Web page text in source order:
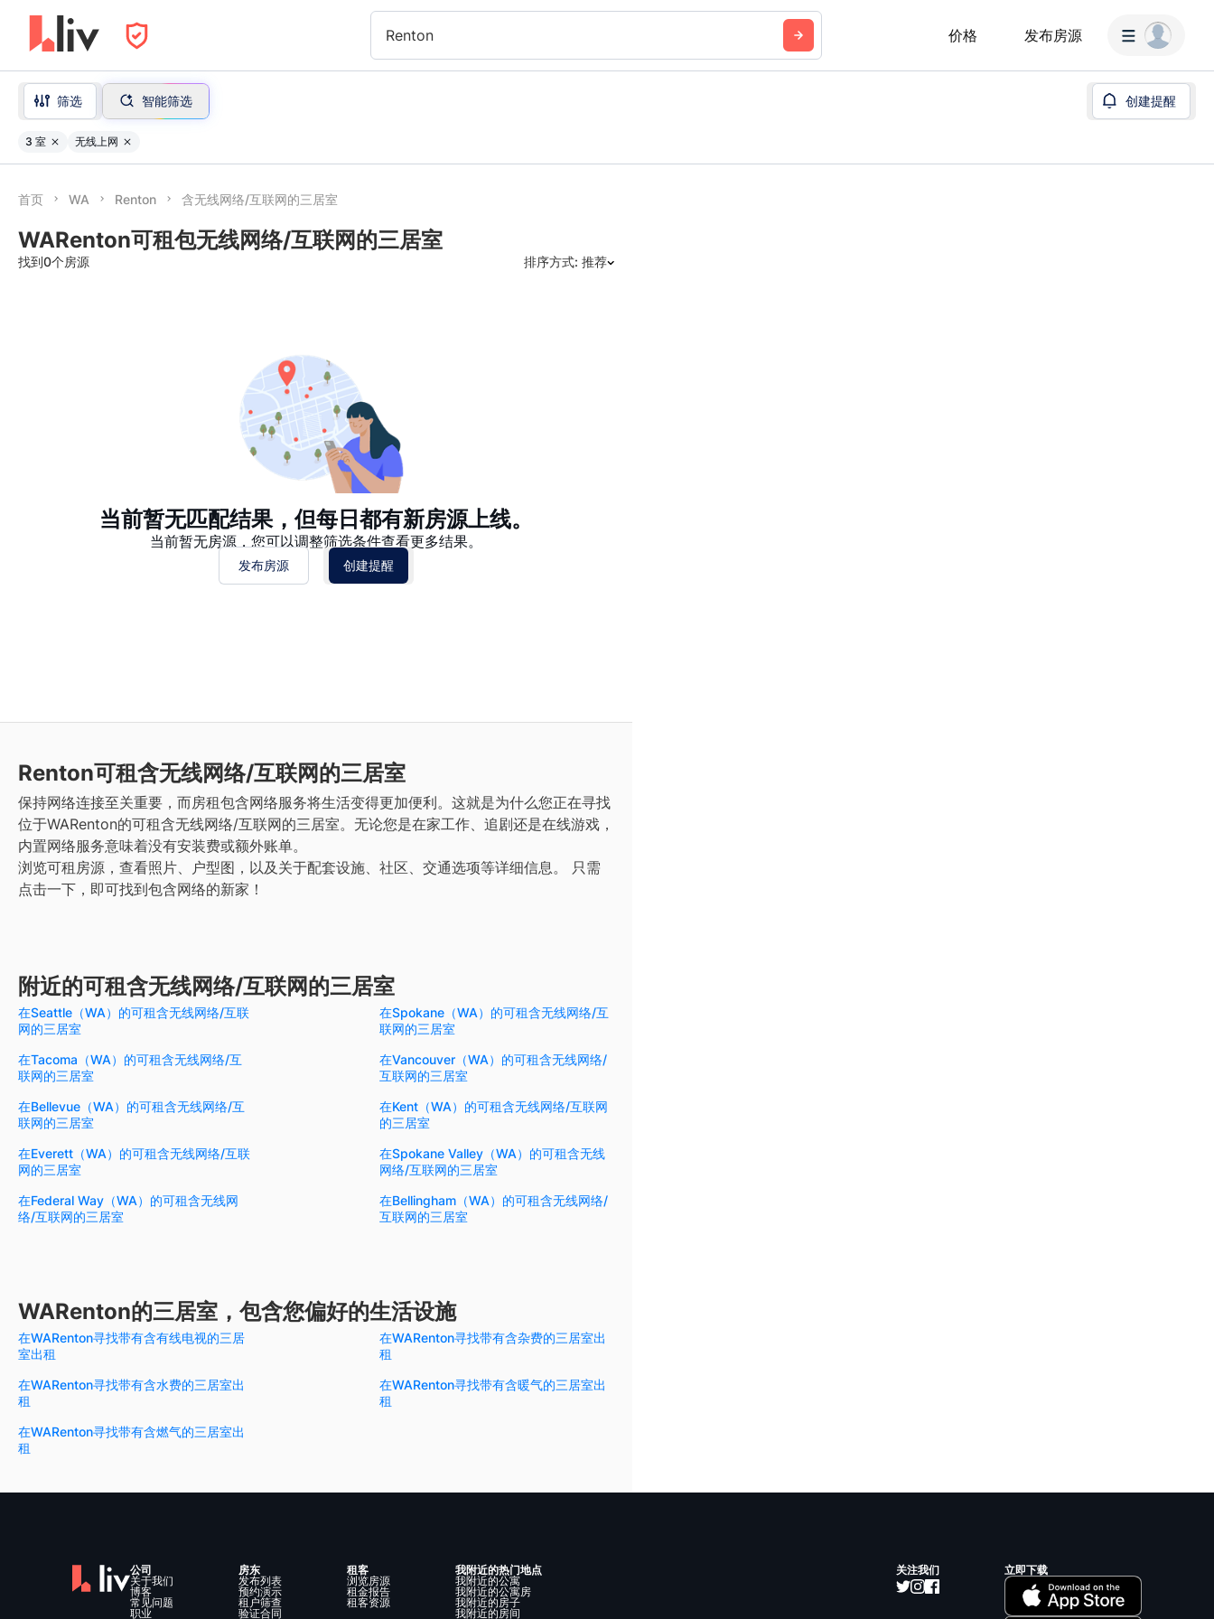
Renton 价格 发布房源
筛选 智能筛选 创建提醒
3 室 无线上网
首页 WA Renton 含无线网络/互联网的三居室
WARenton可租包无线网络/互联网的三居室
找到0个房源 排序方式: 推荐
当前暂无匹配结果，但每日都有新房源上线。
当前暂无房源，您可以调整筛选条件查看更多结果。
发布房源 创建提醒
Renton可租含无线网络/互联网的三居室
保持网络连接至关重要，而房租包含网络服务将生活变得更加便利。这就是为什么您正在寻找
位于WARenton的可租含无线网络/互联网的三居室。无论您是在家工作、追剧还是在线游戏，
内置网络服务意味着没有安装费或额外账单。
浏览可租房源，查看照片、户型图，以及关于配套设施、社区、交通选项等详细信息。
只需
点击一下，即可找到包含网络的新家！
附近的可租含无线网络/互联网的三居室
在Seattle（WA）的可租含无线网络/互联
网的三居室
在Spokane（WA）的可租含无线网络/互
联网的三居室
在Tacoma（WA）的可租含无线网络/互
联网的三居室
在Vancouver（WA）的可租含无线网络/
互联网的三居室
在Bellevue（WA）的可租含无线网络/互
联网的三居室
在Kent（WA）的可租含无线网络/互联网
的三居室
在Everett（WA）的可租含无线网络/互联
网的三居室
在Spokane Valley（WA）的可租含无线
网络/互联网的三居室
在Federal Way（WA）的可租含无线网
络/互联网的三居室
在Bellingham（WA）的可租含无线网络/
互联网的三居室
WARenton的三居室，包含您偏好的生活设施
在WARenton寻找带有含有线电视的三居
室出租
在WARenton寻找带有含杂费的三居室出
租
在WARenton寻找带有含水费的三居室出
租
在WARenton寻找带有含暖气的三居室出
租
在WARenton寻找带有含燃气的三居室出
租
公司
关于我们
博客
常见问题
职业
房东
发布列表
预约演示
租户筛查
验证合同
租客
浏览房源
租金报告
租客资源
我附近的热门地点
我附近的公寓
我附近的公寓房
我附近的房子
我附近的房间
关注我们 立即下载